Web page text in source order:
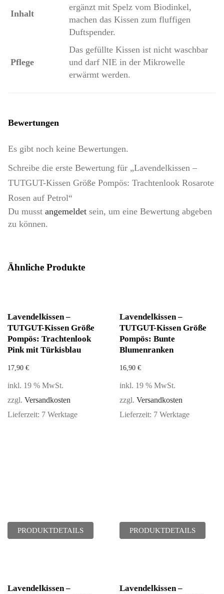
Inhalt
ergänzt mit Spelz vom Biodinkel,
machen das Kissen zum fluffigen
Duftspender.
Pflege
Das gefüllte Kissen ist nicht waschbar
und darf NIE in der Mikrowelle
erwärmt werden.
Bewertungen
Es gibt noch keine Bewertungen.
Schreibe die erste Bewertung für „Lavendelkissen –
TUTGUT-Kissen Größe Pompös: Trachtenlook Rosarote
Rosen auf Petrol“
Du musst angemeldet sein, um eine Bewertung abgeben
zu können.
Ähnliche Produkte
Lavendelkissen –
TUTGUT-Kissen Größe
Pompös: Trachtenlook
Pink mit Türkisblau
17,90 €
inkl. 19 % MwSt.
zzgl. Versandkosten
Lieferzeit: 7 Werktage
PRODUKTDETAILS
Lavendelkissen –
TUTGUT-Kissen Größe
Pompös: Bunte
Blumenranken
16,90 €
inkl. 19 % MwSt.
zzgl. Versandkosten
Lieferzeit: 7 Werktage
PRODUKTDETAILS
Lavendelkissen –
Lavendelkissen –